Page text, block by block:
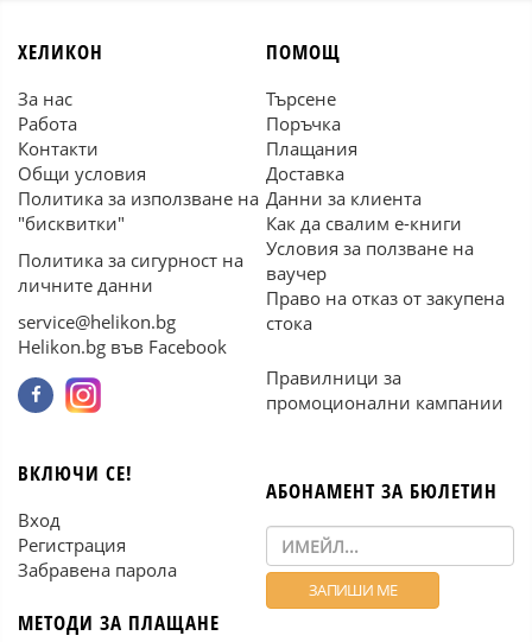
ХЕЛИКОН
За нас
Работа
Контакти
Общи условия
Политика за използване на
"бисквитки"
Политика за сигурност на
личните данни
service@helikon.bg
Helikon.bg във Facebook
ПОМОЩ
Търсене
Поръчка
Плащания
Доставка
Данни за клиента
Как да свалим е-книги
Условия за ползване на
ваучер
Право на отказ от закупена
стока
Правилници за
промоционални кампании
ВКЛЮЧИ СЕ!
Вход
Регистрация
Забравена парола
МЕТОДИ ЗА ПЛАЩАНЕ
АБОНАМЕНТ ЗА БЮЛЕТИН